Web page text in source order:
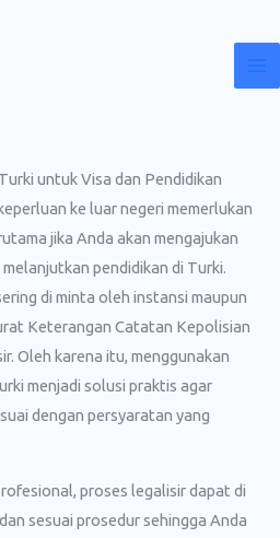
untuk Visa dan Pendidikan
ke luar negeri memerlukan
jika Anda akan mengajukan
pendidikan di Turki.
di minta oleh instansi maupun
Keterangan Catatan Kepolisian
Oleh karena itu, menggunakan
menjadi solusi praktis agar
dengan persyaratan yang
proses legalisir dapat di
sesuai prosedur sehingga Anda